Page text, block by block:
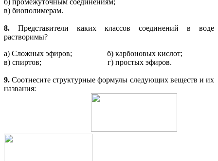
в) биополимерам.
8. Представители каких классов соединений в воде
растворимы?
а) Сложных эфиров; б) карбоновых кислот;
в) спиртов; г) простых эфиров.
9. Соотнесите структурные формулы следующих веществ и их
названия: